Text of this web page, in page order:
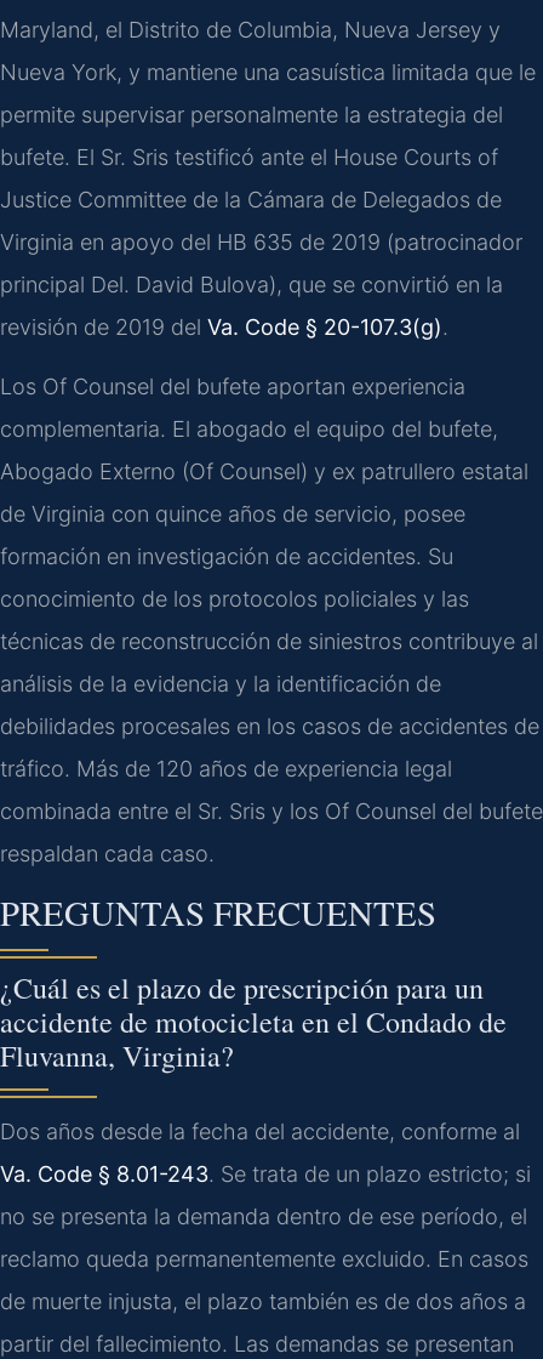
Maryland, el Distrito de Columbia, Nueva Jersey y
Nueva York, y mantiene una casuística limitada que le
permite supervisar personalmente la estrategia del
bufete. El Sr. Sris testificó ante el House Courts of
Justice Committee de la Cámara de Delegados de
Virginia en apoyo del HB 635 de 2019 (patrocinador
principal Del. David Bulova), que se convirtió en la
revisión de 2019 del Va. Code § 20-107.3(g).
Los Of Counsel del bufete aportan experiencia
complementaria. El abogado el equipo del bufete,
Abogado Externo (Of Counsel) y ex patrullero estatal
de Virginia con quince años de servicio, posee
formación en investigación de accidentes. Su
conocimiento de los protocolos policiales y las
técnicas de reconstrucción de siniestros contribuye al
análisis de la evidencia y la identificación de
debilidades procesales en los casos de accidentes de
tráfico. Más de 120 años de experiencia legal
combinada entre el Sr. Sris y los Of Counsel del bufete
respaldan cada caso.
PREGUNTAS FRECUENTES
¿Cuál es el plazo de prescripción para un
accidente de motocicleta en el Condado de
Fluvanna, Virginia?
Dos años desde la fecha del accidente, conforme al
Va. Code § 8.01-243. Se trata de un plazo estricto; si
no se presenta la demanda dentro de ese período, el
reclamo queda permanentemente excluido. En casos
de muerte injusta, el plazo también es de dos años a
partir del fallecimiento. Las demandas se presentan